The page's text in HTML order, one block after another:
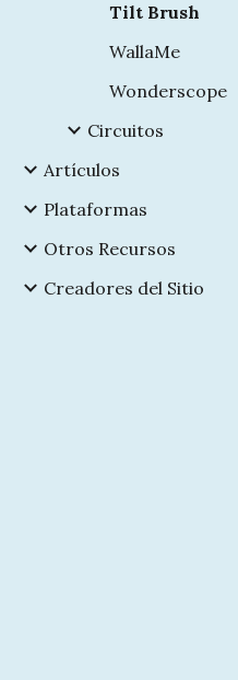
Tilt Brush
WallaMe
Wonderscope
Circuitos
Artículos
Plataformas
Otros Recursos
Creadores del Sitio